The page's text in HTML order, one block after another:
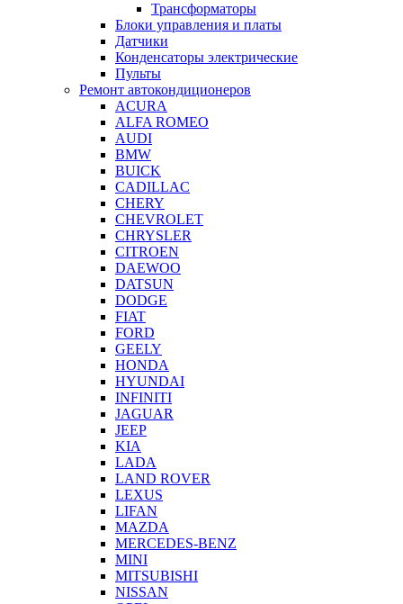
Трансформаторы
Блоки управления и платы
Датчики
Конденсаторы электрические
Пульты
Ремонт автокондиционеров
ACURA
ALFA ROMEO
AUDI
BMW
BUICK
CADILLAC
CHERY
CHEVROLET
CHRYSLER
CITROEN
DAEWOO
DATSUN
DODGE
FIAT
FORD
GEELY
HONDA
HYUNDAI
INFINITI
JAGUAR
JEEP
KIA
LADA
LAND ROVER
LEXUS
LIFAN
MAZDA
MERCEDES-BENZ
MINI
MITSUBISHI
NISSAN